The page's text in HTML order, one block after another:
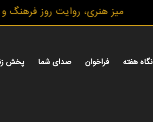
میز هنری، روایت روز فرهنگ و
نگاه هفته فراخوان صدای شما پخش